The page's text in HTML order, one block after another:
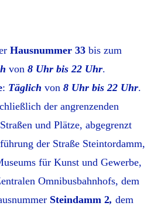
Hausnummer 33bis zum
von 8 Uhr bis 22 Uhr.
: Täglich von 8 Uhr bis 22 Uhr.
der angrenzenden
und Plätze, abgegrenzt
der Straße Steintordamm,
für Kunst und Gewerbe,
Omnibusbahnhofs, dem
Steindamm 2, dem